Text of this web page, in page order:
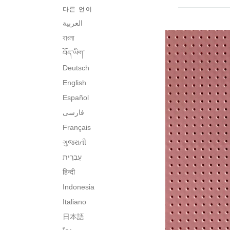
다른 언어
العربية
বাংলা
བོད་ཡིག་
Deutsch
English
Español
فارسی
Français
ગુજરાતી
हिन्दी
Indonesia
Italiano
日本語